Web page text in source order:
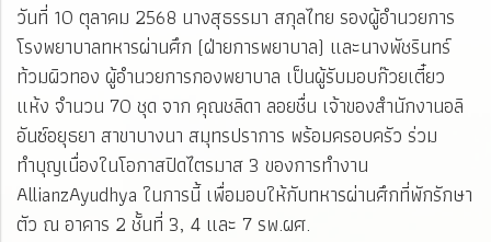
วันที่ 10 ตุลาคม 2568 นางสุธรรมา สกุลไทย รองผู้อำนวยการ
โรงพยาบาลทหารผ่านศึก (ฝ่ายการพยาบาล) และนางพัชรินทร์
ท้วมผิวทอง ผู้อำนวยการกองพยาบาล เป็นผู้รับมอบก๊วยเตี๋ยว
แห้ง จำนวน 70 ชุด จาก คุณชลิดา ลอยชื่น เจ้าของสำนักงานอลิ
อันซ์อยุธยา สาขาบางนา สมุทรปราการ พร้อมครอบครัว ร่วม
ทำบุญเนื่องในโอกาสปิดไตรมาส 3 ของการทำงาน
AllianzAyudhya ในการนี้ เพื่อมอบให้กับทหารผ่านศึกที่พักรักษา
ตัว ณ อาคาร 2 ชั้นที่ 3, 4 และ 7 รพ.ผศ.